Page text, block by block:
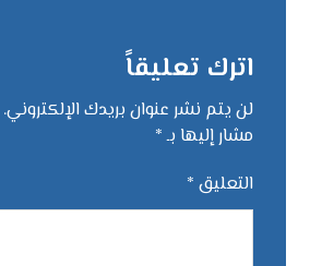
اترك تعليقاً
لن يتم نشر عنوان بريدك الإلكتروني.
مشار إليها بـ*
التعليق *